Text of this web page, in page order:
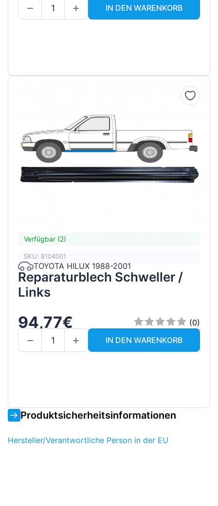
IN DEN WARENKORB
Verfügbar (2)
SKU: 8104001
TOYOTA HILUX 1988-2001
Reparaturblech Schweller /
Links
94,77€
(0)
IN DEN WARENKORB
Produktsicherheitsinformationen
Hersteller/Verantwortliche Person in der EU